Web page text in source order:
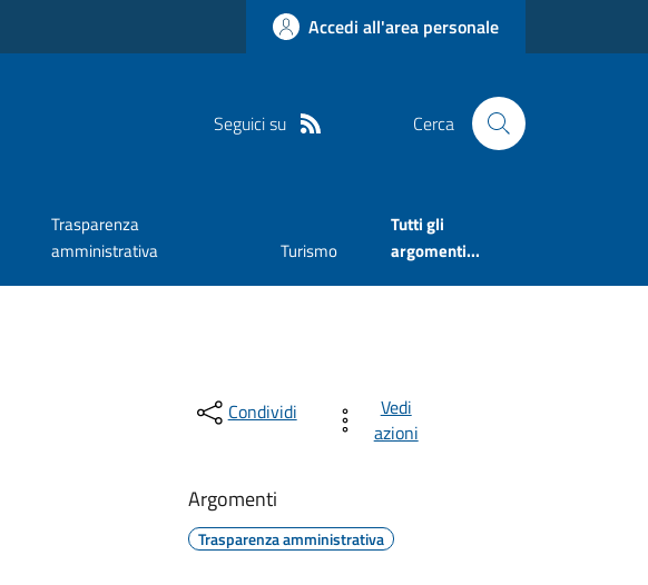
Accedi all'area personale
Seguici su Cerca
Trasparenza
amministrativa
Turismo
Tutti gli
argomenti...
Condividi
Vedi
azioni
Argomenti
Trasparenza amministrativa